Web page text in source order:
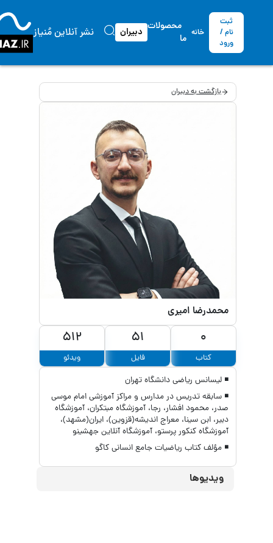
ثبت
نام /
ورود
خانه
محصولات
ما
دبیران نشر آنلاین مُنیاز
بازگشت به دبیران
محمدرضا امیری
0
کتاب
51
فایل
512
ویدئو
◾ لیسانس ریاضی دانشگاه تهران
◾ سابقه تدریس در مدارس و مراکز آموزشی امام موسی
صدر، محمود افشار، رجا، آموزشگاه مبتکران، آموزشگاه
دبیر، ابن سینا، معراج اندیشه(قزوین)، ایران(مشهد)،
آموزشگاه کنکور پرستو، آموزشگاه آنلاین جهشینو
◾ مؤلف کتاب ریاضیات جامع انسانی کاگو
ویدیوها